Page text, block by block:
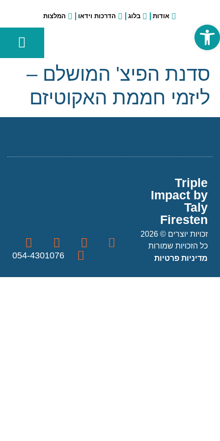
אודות בלוג הדרכות וידאו המלצות
סדנת הפיצ' המושלם –
ליזמי חממת האקוטיזם
Triple
Impact by
Taly
Firesten
זכויות יוצרים © 2026
כל הזכויות שמורות
מדיניות פרטיות
054-4301076
פתח סרגל נגישות